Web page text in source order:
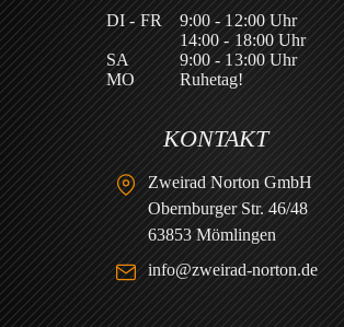
DI - FR
9:00 - 12:00 Uhr
14:00 - 18:00 Uhr
SA
9:00 - 13:00 Uhr
MO
Ruhetag!
KONTAKT
Zweirad Norton GmbH
Obernburger Str. 46/48
63853 Mömlingen
info@zweirad-norton.de